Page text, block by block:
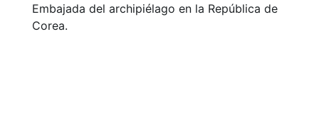
Embajada del archipiélago en la República de
Corea.